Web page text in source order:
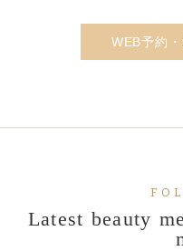
WEB予約
Latest beauty